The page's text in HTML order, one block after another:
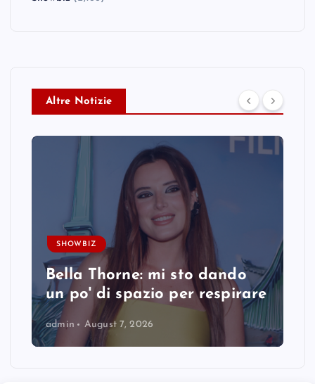
Altre Notizie
SHOWBIZ
Bella Thorne: mi sto dando
un po' di spazio per respirare
admin August 7, 2026